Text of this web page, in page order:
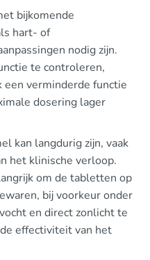
bijkomende
hart- of
nodig zijn.
te controleren,
een verminderde functie
dosering lager
kan langdurig zijn, vaak
het klinische verloop.
om de tabletten op
bij voorkeur onder
en direct zonlicht te
effectiviteit van het